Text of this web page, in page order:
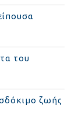
του
ζωής